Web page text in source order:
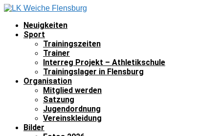
Neuigkeiten
Sport
Trainingszeiten
Trainer
Interreg Projekt – Athletikschule
Trainingslager in Flensburg
Organisation
Mitglied werden
Satzung
Jugendordnung
Vereinskleidung
Bilder